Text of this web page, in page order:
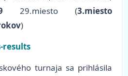
29.miesto (3.miesto
)
results
turnaja sa prihlásila